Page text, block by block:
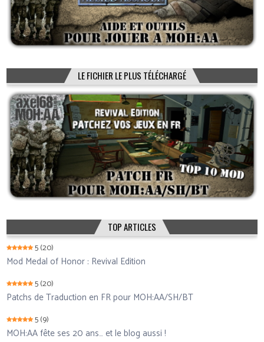
LE FICHIER LE PLUS TÉLÉCHARGÉ
TOP ARTICLES
5(20)
Mod Medal of Honor : Revival Edition
5(20)
Patchs de Traduction en FR pour MOH:AA/SH/BT
5(9)
MOH:AA fête ses 20 ans… et le blog aussi !